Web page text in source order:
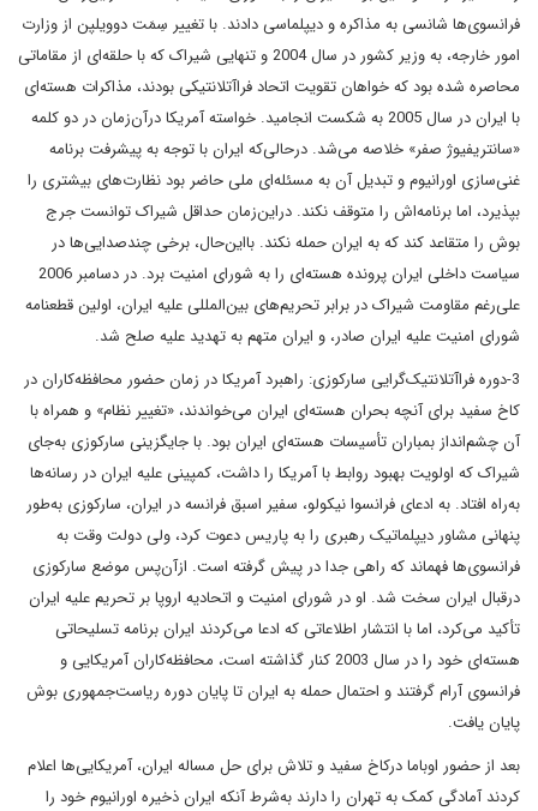
فرانسوی‌ها شانسی به مذاکره و دیپلماسی دادند. با تغییر سِمَت دوویلپن از وزارت
امور خارجه، به وزیر کشور در سال 2004 و تنهایی شیراک که با حلقه‌ای از مقاماتی
محاصره شده بود که خواهان تقویت اتحاد فراآتلانتیکی بودند، مذاکرات هسته‌ای
با ایران در سال 2005 به شکست انجامید. خواسته آمریکا درآن‌زمان در دو کلمه
«سانتریفیوژ صفر» خلاصه می‌شد. درحالی‌که ایران با توجه به پیشرفت برنامه
غنی‌سازی اورانیوم و تبدیل آن به مسئله‌ای ملی حاضر بود نظارت‌های بیشتری را
بپذیرد، اما برنامه‌اش را متوقف نکند. دراین‌زمان حداقل شیراک توانست جرج
بوش را متقاعد کند که به ایران حمله نکند. بااین‌حال، برخی چندصدایی‌ها در
سیاست داخلی ایران پرونده هسته‌ای را به شورای امنیت برد. در دسامبر 2006
علی‌رغم مقاومت شیراک در برابر تحریم‌های بین‌المللی علیه ایران، اولین قطعنامه
شورای امنیت علیه ایران صادر، و ایران متهم به تهدید علیه صلح شد.
3-دوره فراآتلانتیک‌گرایی سارکوزی: راهبرد آمریکا در زمان حضور محافظه‌کاران در
کاخ سفید برای آنچه بحران هسته‌ای ایران می‌خواندند، «تغییر نظام» و همراه با
آن چشم‌انداز بمباران تأسیسات هسته‌ای ایران بود. با جایگزینی سارکوزی به‌جای
شیراک که اولویت بهبود روابط با آمریکا را داشت، کمپینی علیه ایران در رسانه‌ها
به‌راه افتاد. به ادعای فرانسوا نیکولو، سفیر اسبق فرانسه در ایران، سارکوزی به‌طور
پنهانی مشاور دیپلماتیک رهبری را به پاریس دعوت کرد، ولی دولت وقت به
فرانسوی‌ها فهماند که راهی جدا در پیش گرفته است. ازآن‌پس موضع سارکوزی
درقبال ایران سخت شد. او در شورای امنیت و اتحادیه اروپا بر تحریم علیه ایران
تأکید می‌کرد، اما با انتشار اطلاعاتی که ادعا می‌کردند ایران برنامه تسلیحاتی
هسته‌ای خود را در سال 2003 کنار گذاشته است، محافظه‌کاران آمریکایی و
فرانسوی آرام گرفتند و احتمال حمله به ایران تا پایان دوره ریاست‌جمهوری بوش
پایان یافت.
بعد از حضور اوباما درکاخ سفید و تلاش برای حل مساله ایران، آمریکایی‌ها اعلام
کردند آمادگی کمک به تهران را دارند به‌شرط‌ آنکه ایران ذخیره اورانیوم خود را